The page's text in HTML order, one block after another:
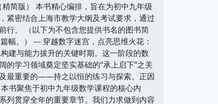
简版） 本书精心编排，旨在为初中九年级
紧密结合上海市教学大纲及考试要求，通过
行。 （以下为不包含您提供书名的图书简
幅。） --- 穿越数字迷宫，点亮思维火花：
建与能力拔升的关键时期。这一阶段的数
学习领域奠定坚实基础的“承上启下”之关
最重要的——持之以恒的练习与探索。正因
书聚焦于初中九年级数学课程的核心内
列贯穿全年的重要章节。我们力求做到内容